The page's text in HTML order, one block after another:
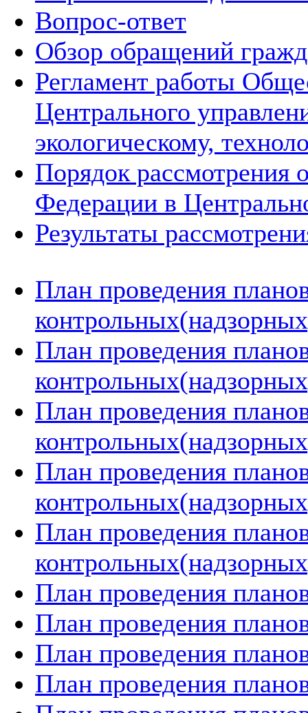
Вопрос-ответ
Обзор обращений
Регламент работы
Центрального
экологическому,
Порядок рассмотрения
Федерации в
Результаты
План проведения
План проведения
План проведения
План проведения
План проведения
План проведения
План проведения
План проведения
План проведения